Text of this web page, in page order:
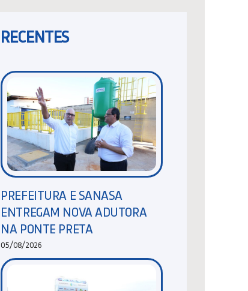
RECENTES
PREFEITURA E SANASA
ENTREGAM NOVA ADUTORA
NA PONTE PRETA
05/08/2026